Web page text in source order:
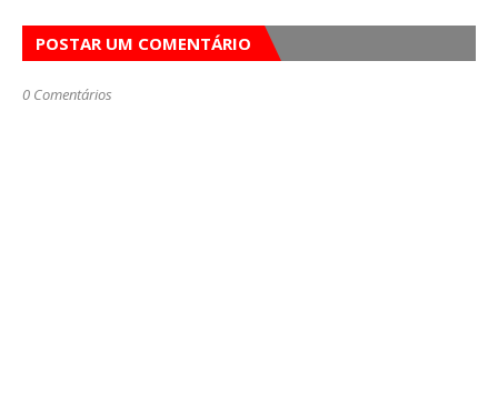
POSTAR UM COMENTÁRIO
0 Comentários